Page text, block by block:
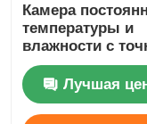
Камера
температуры и
влажности с
управлением
IEC60068 GJB150
C60068
Лучшая